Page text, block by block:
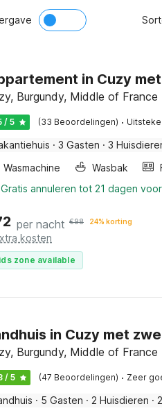
in Cuzy
Burgundy, Middle of France
/ 5 (33 Beoordelingen) ·
· 3 Gasten · 3
Wasmachine
Wasbak
Gratis annuleren tot 21 dagen
per nacht €98 24% korting
kosten
zone available
in Cuzy met
Burgundy, Middle of France
/ 5 (47 Beoordelingen) · Zeer
· 5 Gasten · 2 Huisdieren ·